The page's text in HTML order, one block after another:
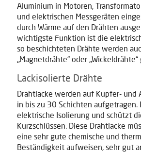
Aluminium in Motoren,
und elektrischen Messgeräten
durch Wärme auf den Drähten
wichtigste Funktion ist die
so beschichteten Drähte werden
„Magnetdrähte“ oder
Lackisolierte Drähte
Drahtlacke werden auf Kupfer- und
in bis zu 30 Schichten aufgetragen.
elektrische Isolierung und schützt
Kurzschlüssen. Diese Drahtlacke
eine sehr gute chemische und
Beständigkeit aufweisen, sehr gut